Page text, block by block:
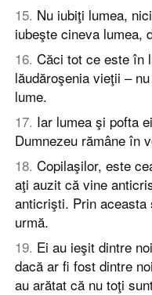
15. Nu iubiţi lumea,
iubeşte cineva lumea,
16. Căci tot ce este în
lăudăroşenia vieţii –
lume.
17. Iar lumea şi pofta
Dumnezeu rămâne în
18. Copilaşilor, este
aţi auzit că vine
anticrişti. Prin
urmă.
19. Ei au ieşit dintre
dacă ar fi fost dintre
au arătat că nu toţi